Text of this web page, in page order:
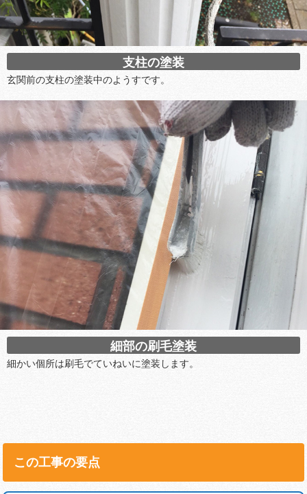
支柱の塗装
玄関前の支柱の塗装中のようすです。
細部の刷毛塗装
細かい個所は刷毛でていねいに塗装します。
この工事の要点